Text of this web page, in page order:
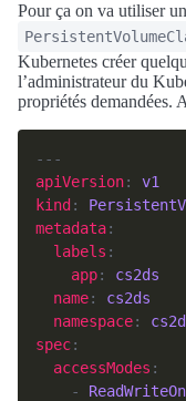
Pour ça on va utiliser
Kubernetes créer
l’administrateur du
propriétés demandées.
apiVersion: v1
kind :
metadata
labels
app: cs2ds
name: cs2ds
namespace:
spec
accessModes
    -